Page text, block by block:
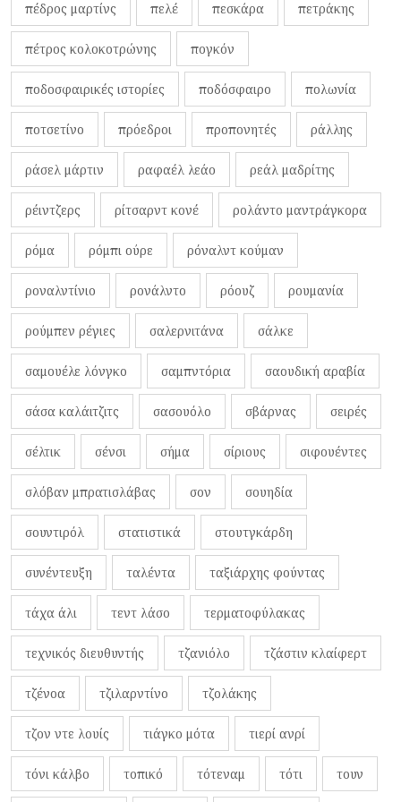
πέδρος μαρτίνς πελέ πεσκάρα πετράκης
πέτρος κολοκοτρώνης πογκόν
ποδοσφαιρικές ιστορίες ποδόσφαιρο πολωνία
ποτσετίνο πρόεδροι προπονητές ράλλης
ράσελ μάρτιν ραφαέλ λεάο ρεάλ μαδρίτης
ρέιντζερς ρίτσαρντ κονέ ρολάντο μαντράγκορα
ρόμα ρόμπι ούρε ρόναλντ κούμαν
ροναλντίνιο ρονάλντο ρόουζ ρουμανία
ρούμπεν ρέγιες σαλερνιτάνα σάλκε
σαμουέλε λόνγκο σαμπντόρια σαουδική αραβία
σάσα καλάιτζιτς σασουόλο σβάρνας σειρές
σέλτικ σένσι σήμα σίριους σιφουέντες
σλόβαν μπρατισλάβας σον σουηδία
σουντιρόλ στατιστικά στουτγκάρδη
συνέντευξη ταλέντα ταξιάρχης φούντας
τάχα άλι τεντ λάσο τερματοφύλακας
τεχνικός διευθυντής τζανιόλο τζάστιν κλαίφερτ
τζένοα τζιλαρντίνο τζολάκης
τζον ντε λουίς τιάγκο μότα τιερί ανρί
τόνι κάλβο τοπικό τότεναμ τότι τουν